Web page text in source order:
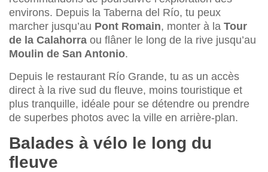
environs. Depuis la Taberna del Río, tu peux
marcher jusqu’au Pont Romain, monter à la Tour
de la Calahorra ou flâner le long de la rive jusqu’au
Moulin de San Antonio.
Depuis le restaurant Río Grande, tu as un accès
direct à la rive sud du fleuve, moins touristique et
plus tranquille, idéale pour se détendre ou prendre
de superbes photos avec la ville en arrière-plan.
Balades à vélo le long du
fleuve